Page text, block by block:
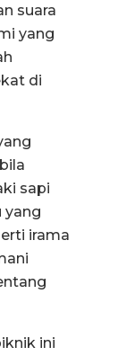
suara
yang
di
sapi
yang
irama
ini